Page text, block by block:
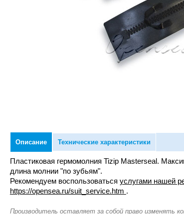
Описание Технические характеристики
Пластиковая гермомолния Tizip Masterseal.
длина молнии "по зубьям".
Рекомендуем воспользоваться услугами нашей
https://opensea.ru/suit_service.htm .